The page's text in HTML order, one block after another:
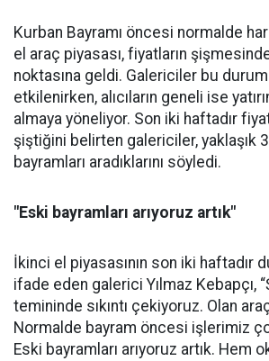
Kurban Bayramı öncesi normalde
el araç piyasası, fiyatların
noktasına geldi. Galericiler bu
etkilenirken, alıcıların geneli ise
almaya yöneliyor. Son iki haftadır
şiştiğini belirten galericiler, yaklaşık 3
bayramları aradıklarını söyledi.
"Eski bayramları arıyoruz artık"
İkinci el piyasasının son iki haftadır
ifade eden galerici Yılmaz Kebapçı,
temininde sıkıntı çekiyoruz. Olan
Normalde bayram öncesi işlerimiz
Eski bayramları arıyoruz artık. Hem